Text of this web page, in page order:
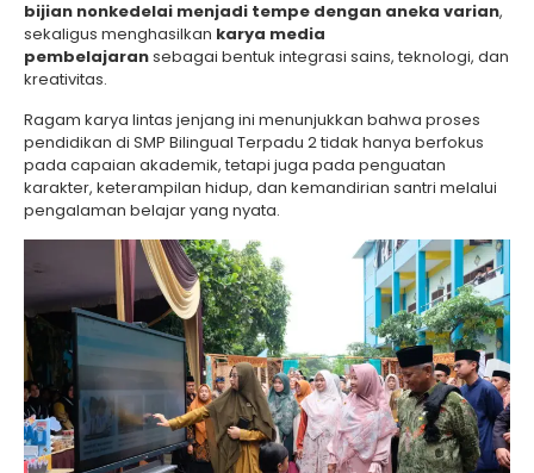
bijian nonkedelai menjadi tempe dengan aneka varian,
sekaligus menghasilkan karya media
pembelajaransebagai bentuk integrasi sains, teknologi, dan
kreativitas.
Ragam karya lintas jenjang ini menunjukkan bahwa proses
pendidikan di SMP Bilingual Terpadu 2 tidak hanya berfokus
pada capaian akademik, tetapi juga pada penguatan
karakter, keterampilan hidup, dan kemandirian santri melalui
pengalaman belajar yang nyata.